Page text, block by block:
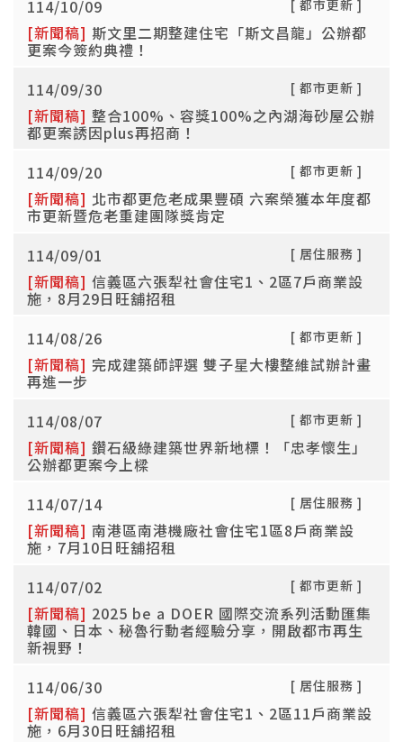
[新聞稿] 斯文里二期整建住宅「斯文昌龍」公辦都
更案今簽約典禮！
[ 都市更新 ]
114/10/09
[新聞稿] 整合100%、容獎100%之內湖海砂屋公辦
都更案誘因plus再招商！
[ 都市更新 ]
114/09/30
[新聞稿] 北市都更危老成果豐碩 六案榮獲本年度都
市更新暨危老重建團隊獎肯定
[ 都市更新 ]
114/09/20
[新聞稿] 信義區六張犁社會住宅1、2區7戶商業設
施，8月29日旺舖招租
[ 居住服務 ]
114/09/01
[新聞稿] 完成建築師評選 雙子星大樓整維試辦計畫
再進一步
[ 都市更新 ]
114/08/26
[新聞稿] 鑽石級綠建築世界新地標！「忠孝懷生」
公辦都更案今上樑
[ 都市更新 ]
114/08/07
[新聞稿] 南港區南港機廠社會住宅1區8戶商業設
施，7月10日旺舖招租
[ 居住服務 ]
114/07/14
[新聞稿] 2025 be a DOER 國際交流系列活動匯集
韓國、日本、秘魯行動者經驗分享，開啟都市再生
新視野！
[ 都市更新 ]
114/07/02
[新聞稿] 信義區六張犁社會住宅1、2區11戶商業設
施，6月30日旺舖招租
[ 居住服務 ]
114/06/30